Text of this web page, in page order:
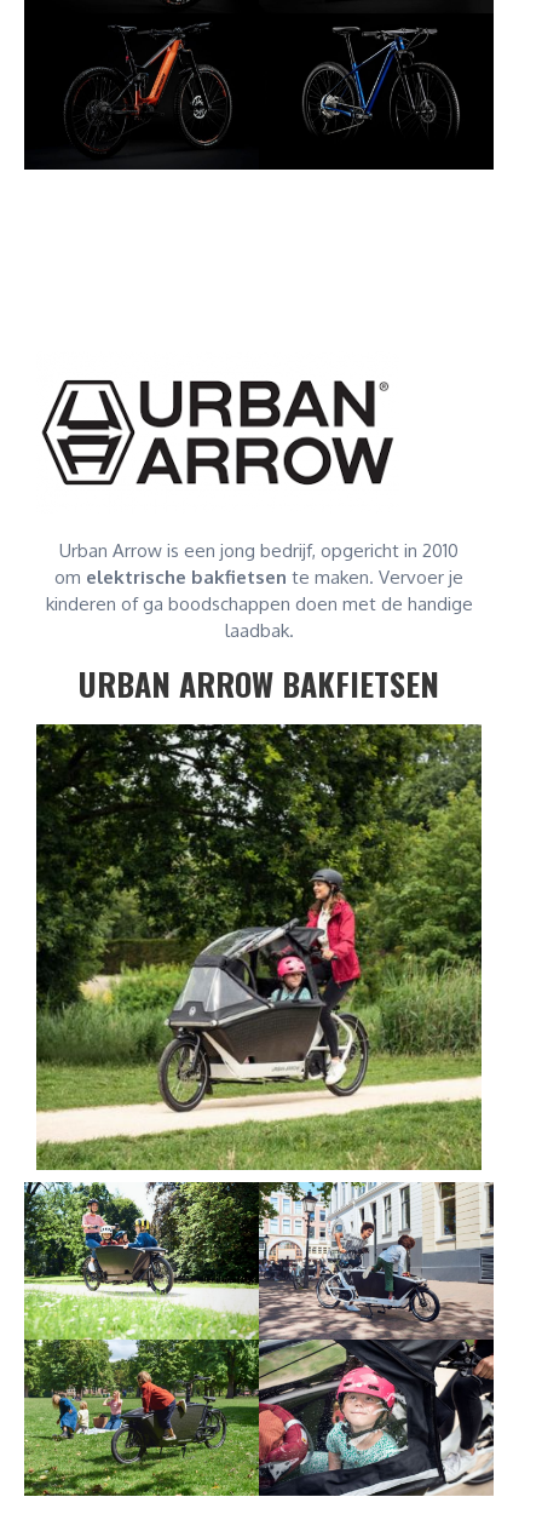
Urban Arrow is een jong bedrijf, opgericht in 2010
om elektrische bakfietsen te maken. Vervoer je
kinderen of ga boodschappen doen met de handige
laadbak.
URBAN ARROW BAKFIETSEN